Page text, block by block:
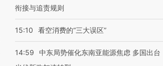
衔接与追责规则
15:10 看空消费的“三大误区”
14:59
中东局势催化东南亚能源焦虑 多国出台